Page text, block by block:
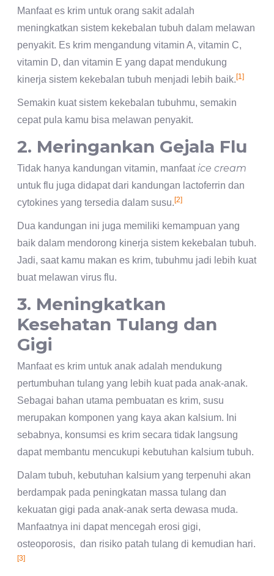
Manfaat es krim untuk orang sakit adalah
meningkatkan sistem kekebalan tubuh dalam melawan
penyakit. Es krim mengandung vitamin A, vitamin C,
vitamin D, dan vitamin E yang dapat mendukung
kinerja sistem kekebalan tubuh menjadi lebih baik.[1]
Semakin kuat sistem kekebalan tubuhmu, semakin
cepat pula kamu bisa melawan penyakit.
2. Meringankan Gejala Flu
Tidak hanya kandungan vitamin, manfaat ice cream
untuk flu juga didapat dari kandungan lactoferrin dan
cytokines yang tersedia dalam susu.[2]
Dua kandungan ini juga memiliki kemampuan yang
baik dalam mendorong kinerja sistem kekebalan tubuh.
Jadi, saat kamu makan es krim, tubuhmu jadi lebih kuat
buat melawan virus flu.
3. Meningkatkan
Kesehatan Tulang dan
Gigi
Manfaat es krim untuk anak adalah mendukung
pertumbuhan tulang yang lebih kuat pada anak-anak.
Sebagai bahan utama pembuatan es krim, susu
merupakan komponen yang kaya akan kalsium. Ini
sebabnya, konsumsi es krim secara tidak langsung
dapat membantu mencukupi kebutuhan kalsium tubuh.
Dalam tubuh, kebutuhan kalsium yang terpenuhi akan
berdampak pada peningkatan massa tulang dan
kekuatan gigi pada anak-anak serta dewasa muda.
Manfaatnya ini dapat mencegah erosi gigi,
osteoporosis, dan risiko patah tulang di kemudian hari.
[3]